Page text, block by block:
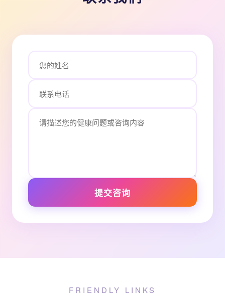
提交咨询
FRIENDLY LINKS